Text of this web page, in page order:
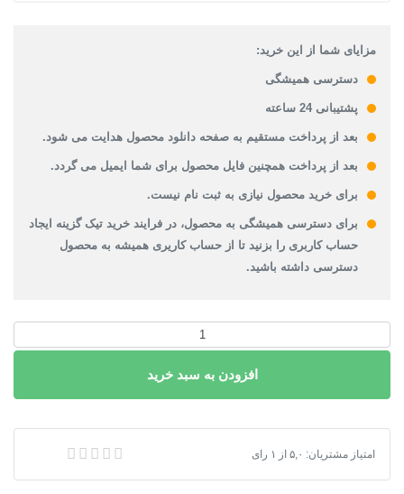
مزایای شما از این خرید:
دسترسی همیشگی
پشتیبانی 24 ساعته
بعد از پرداخت مستقیم به صفحه دانلود محصول هدایت می شود.
بعد از پرداخت همچنین فایل محصول برای شما ایمیل می گردد.
برای خرید محصول نیازی به ثبت نام نیست.
برای دسترسی همیشگی به محصول، در فرایند خرید تیک گزینه ایجاد
حساب کاربری را بزنید تا از حساب کاریری همیشه به محصول
دسترسی داشته باشید.
نقشه
فایل
ایلام
1401
افزودن به سبد خرید
دانلود نقشه شیپ فایل محدوده شهرهای ایلام 1401
امتیاز مشتریان: ۵,۰ از ۱ رای